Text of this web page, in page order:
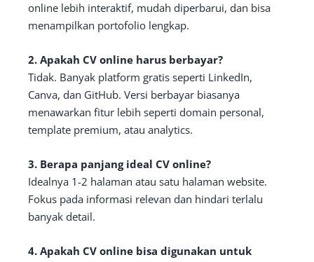
online lebih interaktif, mudah diperbarui, dan bisa
menampilkan portofolio lengkap.
2. Apakah CV online harus berbayar?
Tidak. Banyak platform gratis seperti LinkedIn,
Canva, dan GitHub. Versi berbayar biasanya
menawarkan fitur lebih seperti domain personal,
template premium, atau analytics.
3. Berapa panjang ideal CV online?
Idealnya 1-2 halaman atau satu halaman website.
Fokus pada informasi relevan dan hindari terlalu
banyak detail.
4. Apakah CV online bisa digunakan untuk